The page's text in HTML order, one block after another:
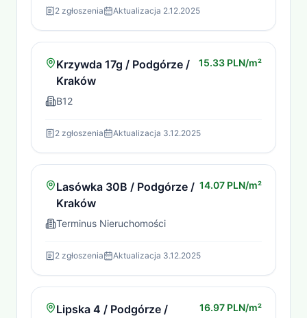
2 zgłoszenia Aktualizacja 2.12.2025
Krzywda 17g / Podgórze /
Kraków
B12
15.33 PLN/m²
2 zgłoszenia Aktualizacja 3.12.2025
Lasówka 30B / Podgórze /
Kraków
Terminus Nieruchomości
14.07 PLN/m²
2 zgłoszenia Aktualizacja 3.12.2025
Lipska 4 / Podgórze /
16.97 PLN/m²